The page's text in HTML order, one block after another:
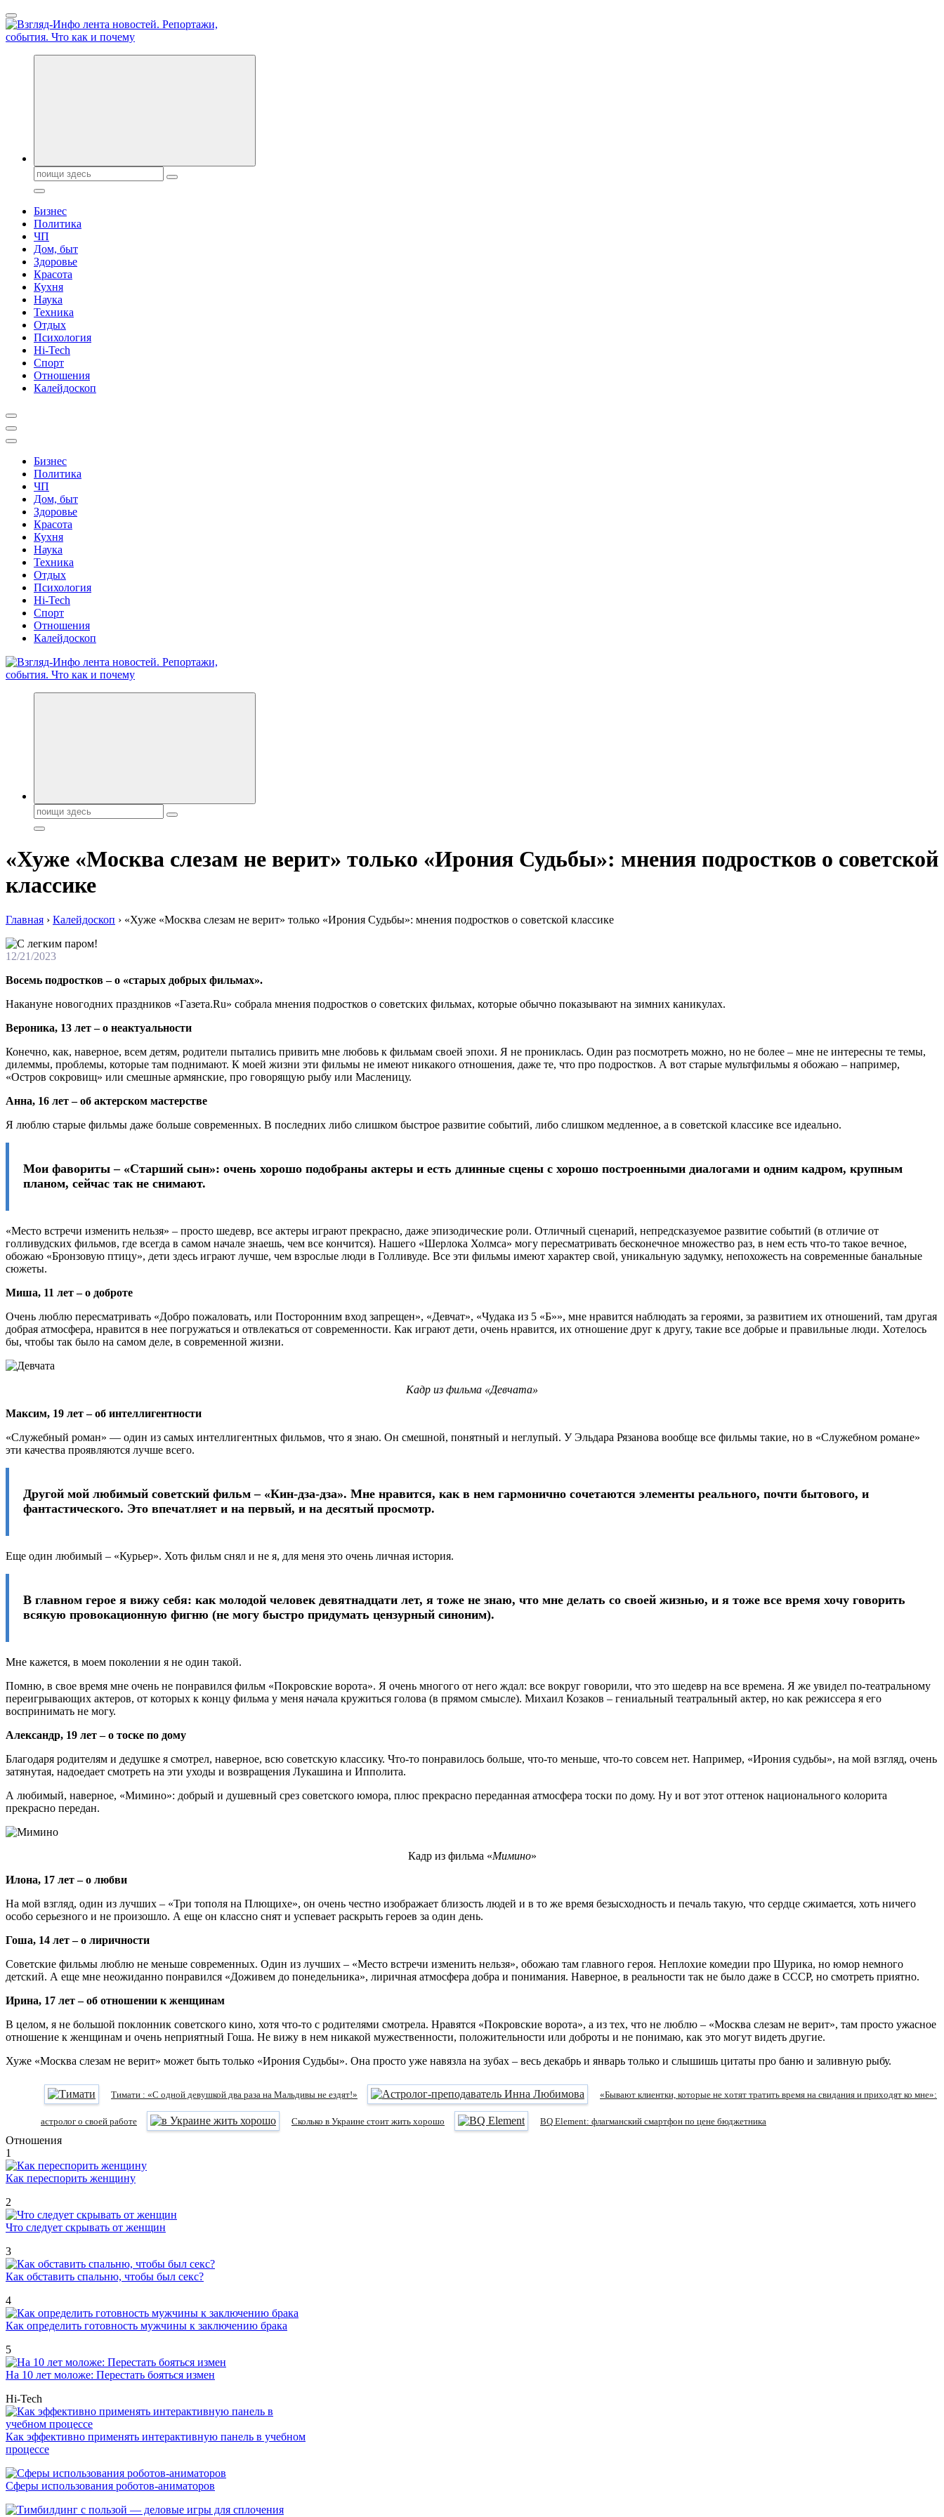
Перейти
к
содержанию
Обо всем и обо всех, что зачем и почему. Новости политики, бизнеса, экономики, ответы на любые вопросы. Портал свежих новостей политики и бизнеса
Поиск:
Бизнес
Политика
ЧП
Дом, быт
Здоровье
Красота
Кухня
Наука
Техника
Отдых
Психология
Hi-Tech
Спорт
Отношения
Калейдоскоп
Бизнес
Политика
ЧП
Дом, быт
Здоровье
Красота
Кухня
Наука
Техника
Отдых
Психология
Hi-Tech
Спорт
Отношения
Калейдоскоп
Обо всем и обо всех, что зачем и почему. Новости политики, бизнеса, экономики, ответы на любые вопросы. Портал свежих новостей политики и бизнеса
Поиск:
«Хуже «Москва слезам не верит» только «Ирония Судьбы»: мнения подростков о советской
классике
Главная › Калейдоскоп › «Хуже «Москва слезам не верит» только «Ирония Судьбы»: мнения подростков о советской классике
12/21/2023
Восемь подростков – о «старых добрых фильмах».
Накануне новогодних праздников «Газета.Ru» собрала мнения подростков о советских фильмах, которые обычно показывают на зимних каникулах.
Вероника, 13 лет – о неактуальности
Конечно, как, наверное, всем детям, родители пытались привить мне любовь к фильмам своей эпохи. Я не прониклась. Один раз посмотреть можно, но не более – мне не интересны те темы,
дилеммы, проблемы, которые там поднимают. К моей жизни эти фильмы не имеют никакого отношения, даже те, что про подростков. А вот старые мультфильмы я обожаю – например,
«Остров сокровищ» или смешные армянские, про говорящую рыбу или Масленицу.
Анна, 16 лет – об актерском мастерстве
Я люблю старые фильмы даже больше современных. В последних либо слишком быстрое развитие событий, либо слишком медленное, а в советской классике все идеально.
Мои фавориты – «Старший сын»: очень хорошо подобраны актеры и есть длинные сцены с хорошо построенными диалогами и одним кадром, крупным
планом, сейчас так не снимают.
«Место встречи изменить нельзя» – просто шедевр, все актеры играют прекрасно, даже эпизодические роли. Отличный сценарий, непредсказуемое развитие событий (в отличие от
голливудских фильмов, где всегда в самом начале знаешь, чем все кончится). Нашего «Шерлока Холмса» могу пересматривать бесконечное множество раз, в нем есть что-то такое вечное,
обожаю «Бронзовую птицу», дети здесь играют лучше, чем взрослые люди в Голливуде. Все эти фильмы имеют характер свой, уникальную задумку, непохожесть на современные банальные
сюжеты.
Миша, 11 лет – о доброте
Очень люблю пересматривать «Добро пожаловать, или Посторонним вход запрещен», «Девчат», «Чудака из 5 «Б»», мне нравится наблюдать за героями, за развитием их отношений, там другая
добрая атмосфера, нравится в нее погружаться и отвлекаться от современности. Как играют дети, очень нравится, их отношение друг к другу, такие все добрые и правильные люди. Хотелось
бы, чтобы так было на самом деле, в современной жизни.
Кадр из фильма «Девчата»
Максим, 19 лет – об интеллигентности
«Служебный роман» — один из самых интеллигентных фильмов, что я знаю. Он смешной, понятный и неглупый. У Эльдара Рязанова вообще все фильмы такие, но в «Служебном романе»
эти качества проявляются лучше всего.
Другой мой любимый советский фильм – «Кин-дза-дза». Мне нравится, как в нем гармонично сочетаются элементы реального, почти бытового, и
фантастического. Это впечатляет и на первый, и на десятый просмотр.
Еще один любимый – «Курьер». Хоть фильм снял и не я, для меня это очень личная история.
В главном герое я вижу себя: как молодой человек девятнадцати лет, я тоже не знаю, что мне делать со своей жизнью, и я тоже все время хочу говорить
всякую провокационную фигню (не могу быстро придумать цензурный синоним).
Мне кажется, в моем поколении я не один такой.
Помню, в свое время мне очень не понравился фильм «Покровские ворота». Я очень многого от него ждал: все вокруг говорили, что это шедевр на все времена. Я же увидел по-театральному
переигрывающих актеров, от которых к концу фильма у меня начала кружиться голова (в прямом смысле). Михаил Козаков – гениальный театральный актер, но как режиссера я его
воспринимать не могу.
Александр, 19 лет – о тоске по дому
Благодаря родителям и дедушке я смотрел, наверное, всю советскую классику. Что-то понравилось больше, что-то меньше, что-то совсем нет. Например, «Ирония судьбы», на мой взгляд, очень
затянутая, надоедает смотреть на эти уходы и возвращения Лукашина и Ипполита.
А любимый, наверное, «Мимино»: добрый и душевный срез советского юмора, плюс прекрасно переданная атмосфера тоски по дому. Ну и вот этот оттенок национального колорита
прекрасно передан.
Кадр из фильма «Мимино»
Илона, 17 лет – о любви
На мой взгляд, один из лучших – «Три тополя на Плющихе», он очень честно изображает близость людей и в то же время безысходность и печаль такую, что сердце сжимается, хоть ничего
особо серьезного и не произошло. А еще он классно снят и успевает раскрыть героев за один день.
Гоша, 14 лет – о лиричности
Советские фильмы люблю не меньше современных. Один из лучших – «Место встречи изменить нельзя», обожаю там главного героя. Неплохие комедии про Шурика, но юмор немного
детский. А еще мне неожиданно понравился «Доживем до понедельника», лиричная атмосфера добра и понимания. Наверное, в реальности так не было даже в СССР, но смотреть приятно.
Ирина, 17 лет – об отношении к женщинам
В целом, я не большой поклонник советского кино, хотя что-то с родителями смотрела. Нравятся «Покровские ворота», а из тех, что не люблю – «Москва слезам не верит», там просто ужасное
отношение к женщинам и очень неприятный Гоша. Не вижу в нем никакой мужественности, положительности или доброты и не понимаю, как это могут видеть другие.
Хуже «Москва слезам не верит» может быть только «Ирония Судьбы». Она просто уже навязла на зубах – весь декабрь и январь только и слышишь цитаты про баню и заливную рыбу.
Тимати : «С одной девушкой два раза на Мальдивы не ездят!» «Бывают клиентки, которые не хотят тратить время на свидания и приходят ко мне»:
астролог о своей работе Сколько в Украине стоит жить хорошо BQ Element: флагманский смартфон по цене бюджетника
Отношения
1
Как переспорить женщину
2
Что следует скрывать от женщин
3
Как обставить спальню, чтобы был секс?
4
Как определить готовность мужчины к заключению брака
5
На 10 лет моложе: Перестать бояться измен
Hi-Tech
Как эффективно применять интерактивную панель в учебном
процессе
Сферы использования роботов-аниматоров